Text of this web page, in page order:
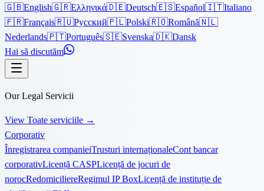
🇬🇧English🇬🇷Ελληνικά🇩🇪Deutsch🇪🇸Español🇮🇹Italiano
🇫🇷Français🇷🇺Русский🇵🇱Polski🇷🇴Română🇳🇱
Nederlands🇵🇹Português🇸🇪Svenska🇩🇰Dansk
Hai să discutăm
Our Legal Servicii
View Toate serviciile →
Corporativ
Înregistrarea companieiTrusturi internaționaleCont bancar
corporativLicență CASPLicență de jocuri de
norocRedomiciliereRegimul IP BoxLicență de instituție de